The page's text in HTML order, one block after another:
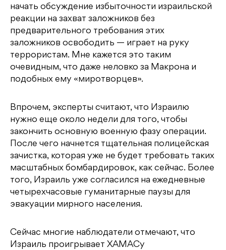
начать обсуждение избыточности израильской
реакции на захват заложников без
предварительного требования этих
заложников освободить — играет на руку
террористам. Мне кажется это таким
очевидным, что даже неловко за Макрона и
подобных ему «миротворцев».
Впрочем, эксперты считают, что Израилю
нужно еще около недели для того, чтобы
закончить основную военную фазу операции.
После чего начнется тщательная полицейская
зачистка, которая уже не будет требовать таких
масштабных бомбардировок, как сейчас. Более
того, Израиль уже согласился на ежедневные
четырехчасовые гуманитарные паузы для
эвакуации мирного населения.
Сейчас многие наблюдатели отмечают, что
Израиль проигрывает ХАМАСу